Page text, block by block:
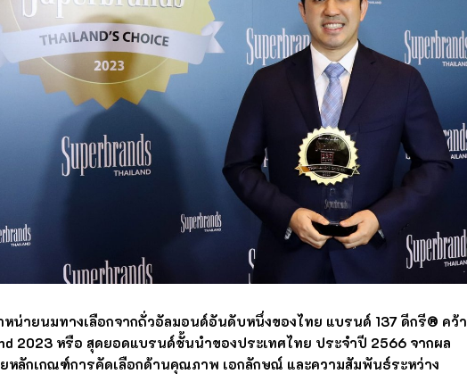
น่ายนมทางเลือกจากถั่วอัลมอนด์อันดับหนึ่งของไทย แบรนด์ 137 ดีกรี® คว้า
2023 หรือ สุดยอดแบรนด์ชั้นนำของประเทศไทย ประจำปี 2566 จากผล
หลักเกณฑ์การคัดเลือกด้านคุณภาพ เอกลักษณ์ และความสัมพันธ์ระหว่าง